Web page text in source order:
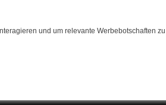
und um relevante Werbebotschaften